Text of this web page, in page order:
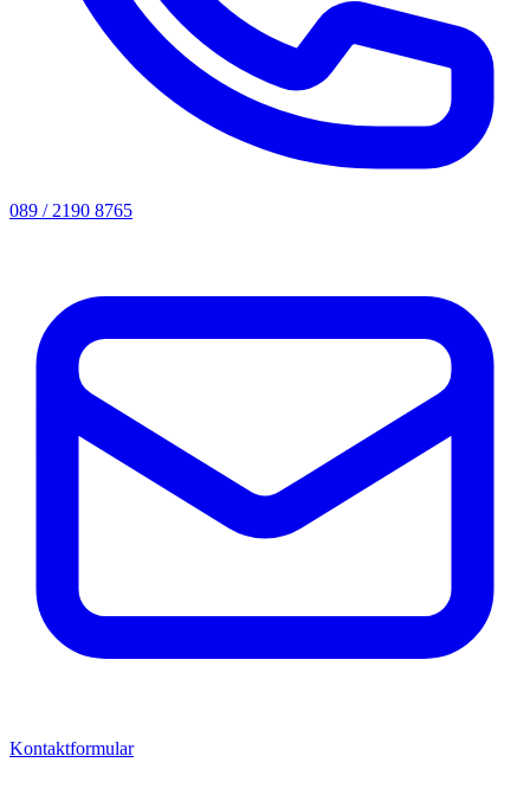
089 / 2190 8765
Kontaktformular